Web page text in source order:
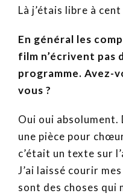
Là j’étais libre à
En général les
film n’écrivent pas
programme. Avez-
vous ?
Oui oui absolument.
une pièce pour
c’était un texte sur
J’ai laissé courir
sont des choses qui